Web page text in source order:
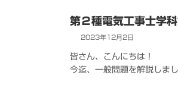
第２種電気工事士学
2023年12月2日
皆さん、こんにちは！
今迄、一般問題を解説しま